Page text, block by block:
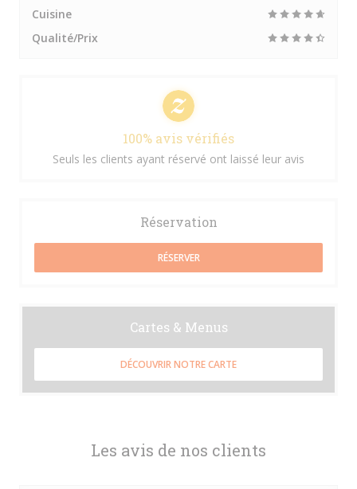
Les avis de nos clients
Cuisine
Qualité/Prix
100% avis vérifiés
Seuls les clients ayant réservé ont laissé leur avis
Réservation
RÉSERVER
Cartes & Menus
DÉCOUVRIR NOTRE CARTE